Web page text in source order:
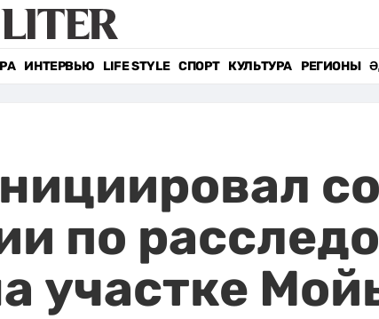
ИНТЕРВЬЮ LIFE STYLE СПОРТ КУЛЬТУРА РЕГИОНЫ
по
участке